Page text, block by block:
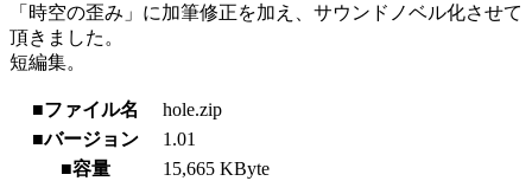
「時空の歪み」に加筆修正を加え、サウンドノベル化させて
頂きました。
短編集。
■ファイル名
hole.zip
■バージョン
1.01
■容量
15,665 KByte